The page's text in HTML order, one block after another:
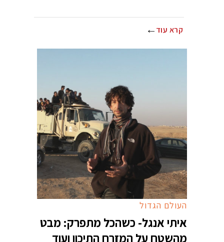
קרא עוד
העולם הגדול
איתי אנגל- כשהכל מתפרק: מבט
מהשטח על המזרח התיכון ועוד